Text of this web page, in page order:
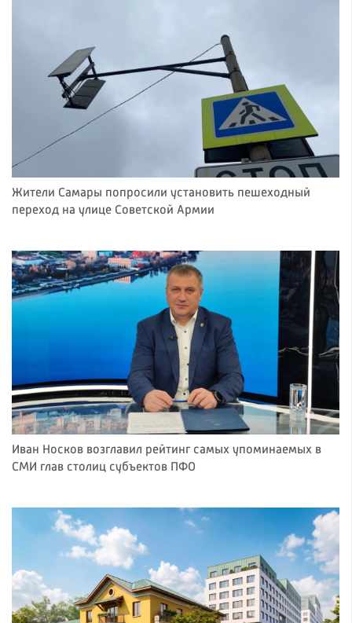
Жители Самары попросили установить пешеходный
переход на улице Советской Армии
Иван Носков возглавил рейтинг самых упоминаемых в
СМИ глав столиц субъектов ПФО